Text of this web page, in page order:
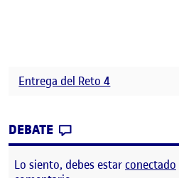
Entrega del Reto 4
DEBATE
Lo siento, debes estarconectado